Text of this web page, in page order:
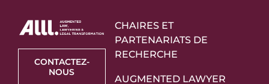
CONTACTEZ-
NOUS
CHAIRES ET
PARTENARIATS DE
RECHERCHE
AUGMENTED LAWYER